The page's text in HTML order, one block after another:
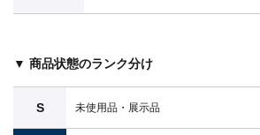
▼ 商品状態のランク分け
S 未使用品・展示品